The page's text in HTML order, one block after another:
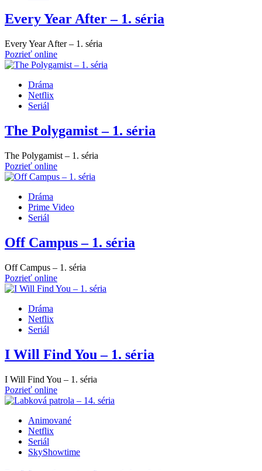
Every Year After – 1. séria
Every Year After – 1. séria
Pozrieť online
Dráma
Netflix
Seriál
The Polygamist – 1. séria
The Polygamist – 1. séria
Pozrieť online
Dráma
Prime Video
Seriál
Off Campus – 1. séria
Off Campus – 1. séria
Pozrieť online
Dráma
Netflix
Seriál
I Will Find You – 1. séria
I Will Find You – 1. séria
Pozrieť online
Animované
Netflix
Seriál
SkyShowtime